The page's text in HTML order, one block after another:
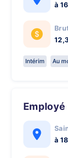
à
Intérim Au
à